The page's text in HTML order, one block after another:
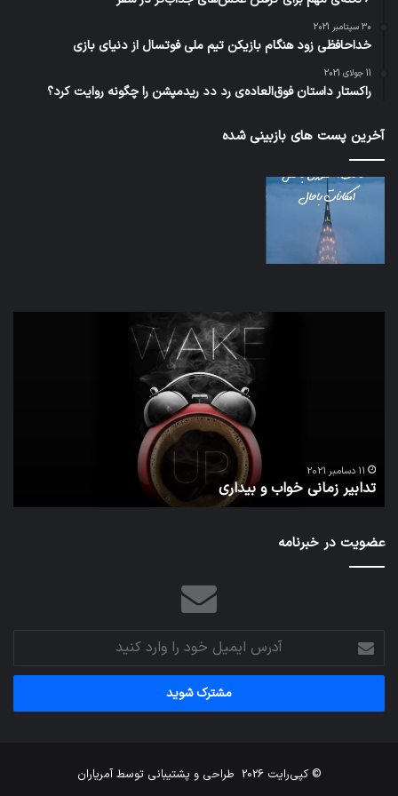
30 سپتامبر 2021
خداحافظی زود هنگام بازیکن تیم ملی فوتسال از دنیای بازی
11 جولای 2021
راکستار داستان فوق‌العاده‌ی رد دد ریدمپشن را چگونه روایت کرد؟
آخرین پست های بازبینی شده
11 دسامبر 2021
تدابیر زمانی خواب و بیداری
عضویت در خبرنامه
آدرس
ایمیل
خود
وارد
© کپی‌رایت 2026 طراحی و پشتیبانی توسطآمریاران